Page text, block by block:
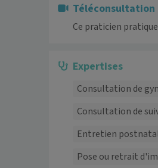
Téléconsultation
Ce praticien
Expertises
Consultation de
Consultation de
Entretien
Pose ou retrait